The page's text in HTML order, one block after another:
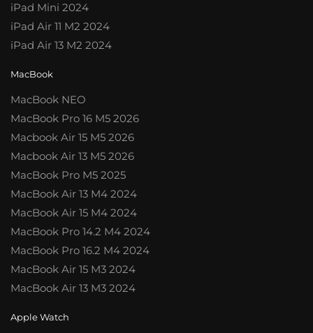
iPad Mini 2024
iPad Air 11 M2 2024
iPad Air 13 M2 2024
MacBook
MacBook NEO
MacBook Pro 16 M5 2026
Macbook Air 15 M5 2026
Macbook Air 13 M5 2026
MacBook Pro M5 2025
MacBook Air 13 M4 2024
MacBook Air 15 M4 2024
MacBook Pro 14.2 M4 2024
MacBook Pro 16.2 M4 2024
MacBook Air 15 M3 2024
MacBook Air 13 M3 2024
Apple Watch